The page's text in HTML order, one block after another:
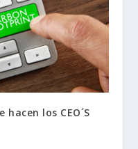
los CEO´S